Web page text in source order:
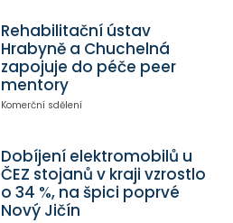
Rehabilitační ústav
Hrabyně a Chuchelná
zapojuje do péče peer
mentory
Komerční sdělení
Dobíjení elektromobilů u
ČEZ stojanů v kraji vzrostlo
o 34 %, na špici poprvé
Nový Jičín